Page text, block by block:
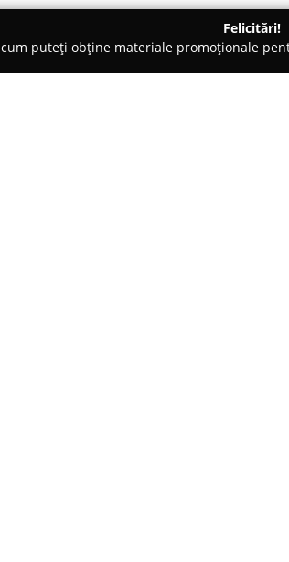
Felicitări!
puteți obține materiale promoționale